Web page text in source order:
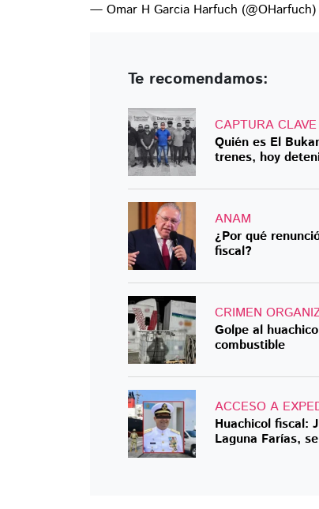
— Omar H Garcia Harfuch (@OHarfuch)
Te recomendamos:
CAPTURA CLAVE
Quién es El
trenes, hoy
ANAM
¿Por qué
fiscal?
CRIMEN
Golpe al
combustible
ACCESO A
Huachicol fiscal:
Laguna Farías,